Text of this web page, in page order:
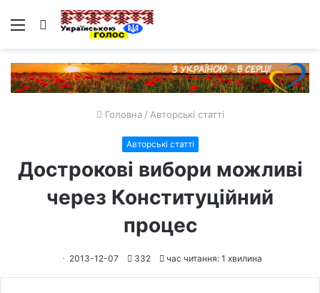
Меню Пошук
Головна / Авторські статті
Авторські статті
Дострокові вибори можливі
через Конституційний
процес
2013-12-07 332 час читання: 1 хвилина